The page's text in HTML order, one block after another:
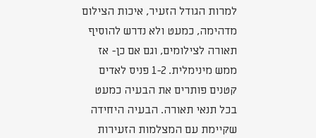
למרות הגודל הזעיר, איכות הצילום
מדהימה, כמעט ולא נדרש להוסיף
תאורה לצילומים, וגם אם כן- אז
ממש מינימלית. 1-2 פניס לאדים
קטנים פותרים את הבעיה כמעט
בכל תנאי תאורה. הבעיה היחידה
שקיימת עם המצלמות הזעירות